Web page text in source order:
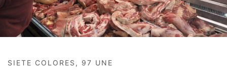
SIETE COLORES, 97 UNE